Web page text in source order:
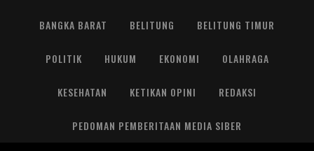
BANGKA BARAT BELITUNG BELITUNG TIMUR
POLITIK HUKUM EKONOMI OLAHRAGA
KESEHATAN KETIKAN OPINI REDAKSI
PEDOMAN PEMBERITAAN MEDIA SIBER